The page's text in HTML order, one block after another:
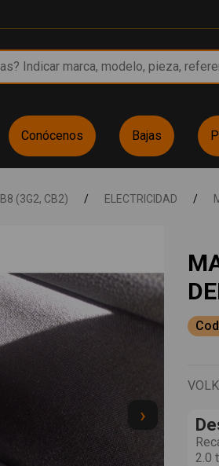
Conócenos Bajas
(3G2, CB2) / ELECTRICIDAD /
›
2.0